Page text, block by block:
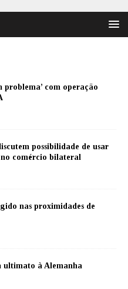
problema’ com operação
possibilidade de usar
no comércio bilateral
nas proximidades de
ultimato à Alemanha